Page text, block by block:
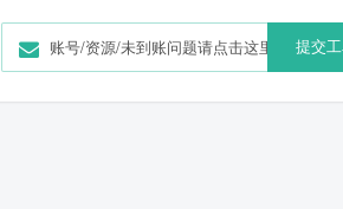
账号/资源/未到账问题请点击这里 提交